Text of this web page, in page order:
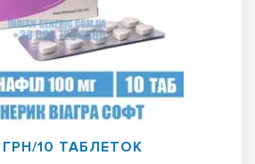
10 ТАБЛЕТОК